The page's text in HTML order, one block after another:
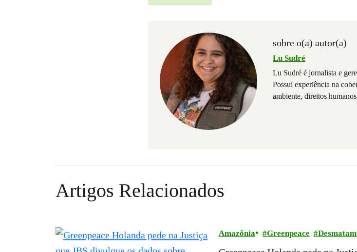
sobre o(a) autor(a)
Lu Sudré
Lu Sudré é jornalista e
Possui experiência na
ambiente, direitos
Artigos Relacionados
Amazônia Greenpeace